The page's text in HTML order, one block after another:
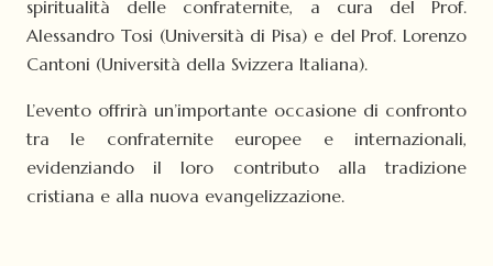
spiritualità delle confraternite, a cura del Prof.
Alessandro Tosi (Università di Pisa) e del Prof. Lorenzo
Cantoni (Università della Svizzera Italiana).
L’evento offrirà un’importante occasione di confronto
tra le confraternite europee e internazionali,
evidenziando il loro contributo alla tradizione
cristiana e alla nuova evangelizzazione.